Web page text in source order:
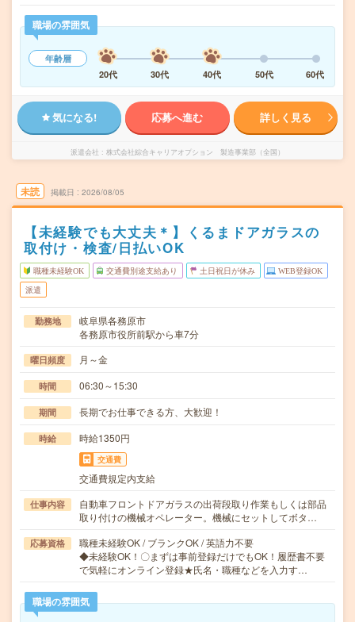
職場の雰囲気
年齢層
20代
30代 40代 50代 60代
気になる! 応募へ進む 詳しく見る
派遣会社 株式会社綜合キャリアオプション 製造事業部（全国）
未読 掲載日 2026/08/05
【未経験でも大丈夫＊】くるまドアガラスの
取付け・検査/日払いOK
職種未経験OK 交通費別途支給あり 土日祝日が休み WEB登録OK
派遣
勤務地
岐阜県各務原市
各務原市役所前駅から車7分
曜日頻度 月～金
時間 06:30～15:30
期間 長期でお仕事できる方、大歓迎！
時給 時給1350円
交通費
交通費規定内支給
仕事内容
自動車フロントドアガラスの出荷段取り作業もしくは部品
取り付けの機械オペレーター。機械にセットしてボタ…
応募資格
職種未経験OK / ブランクOK / 英語力不要
◆未経験OK！〇まずは事前登録だけでもOK！履歴書不要
で気軽にオンライン登録★氏名・職種などを入力す…
職場の雰囲気